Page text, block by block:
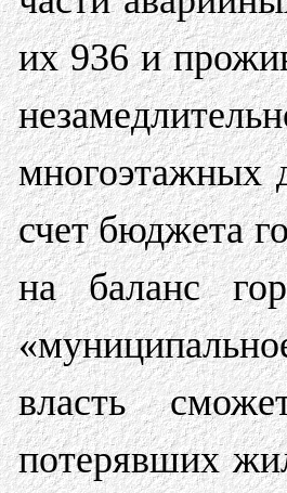
их 936 и
многоэтажных
счет бюджета
на баланс
власть
потерявших